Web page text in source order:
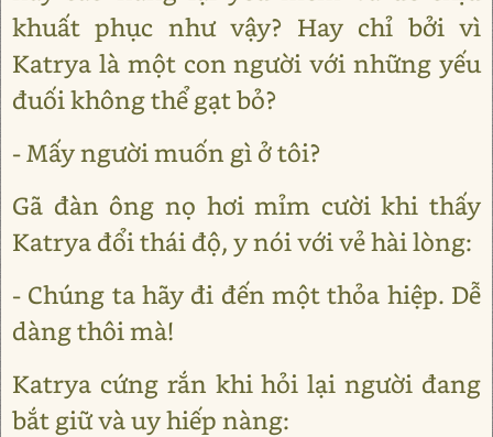
khuất phục như vậy? Hay chỉ bởi vì
Katrya là một con người với những yếu
đuối không thể gạt bỏ?
- Mấy người muốn gì ở tôi?
Gã đàn ông nọ hơi mỉm cười khi thấy
Katrya đổi thái độ, y nói với vẻ hài lòng:
- Chúng ta hãy đi đến một thỏa hiệp. Dễ
dàng thôi mà!
Katrya cứng rắn khi hỏi lại người đang
bắt giữ và uy hiếp nàng: